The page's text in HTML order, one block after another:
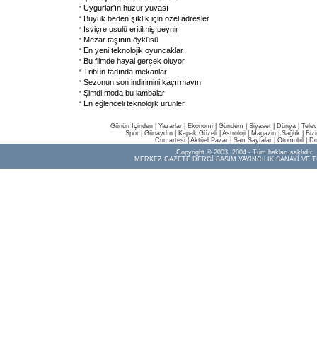
Uygurlar'ın huzur yuvası
Büyük beden şıklık için özel adresler
İsviçre usulü eritilmiş peynir
Mezar taşının öyküsü
En yeni teknolojik oyuncaklar
Bu filmde hayal gerçek oluyor
Tribün tadında mekanlar
Sezonun son indirimini kaçırmayın
Şimdi moda bu lambalar
En eğlenceli teknolojik ürünler
Günün İçinden Yazarlar Ekonomi Gündem Siyaset Dünya |
Spor
Günaydın Kapak Güzeli Astroloji Magazin Sağlık
Cumartesi| Aktüel Pazar| Sarı Sayfalar| Otomobil
Copyright © 2003, 2004 - Tüm hakları saklıdır.
MERKEZ GAZETE DERGİ BASIM YAYINCILIK SANAYİ VE